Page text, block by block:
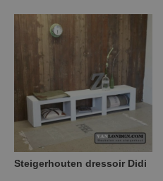
Steigerhouten dressoir Didi